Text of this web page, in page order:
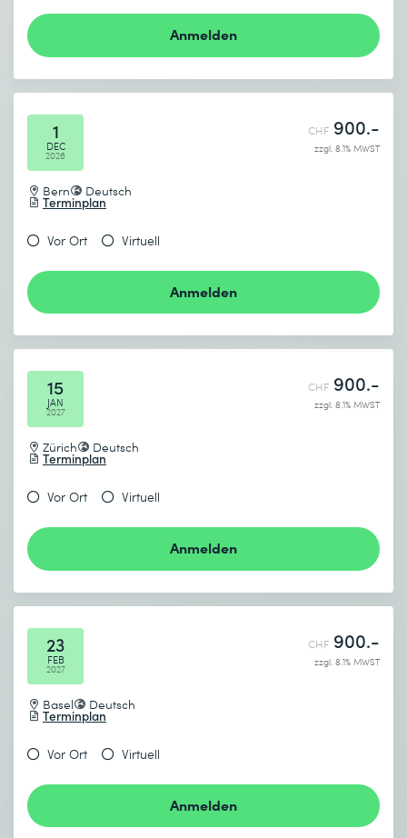
Anmelden
1
DEC
2026
Bern Deutsch
Terminplan
CHF 900.-
zzgl. 8.1% MWST
Vor Ort Virtuell
Anmelden
15
JAN
2027
Zürich Deutsch
Terminplan
CHF 900.-
zzgl. 8.1% MWST
Vor Ort Virtuell
Anmelden
23
FEB
2027
Basel Deutsch
Terminplan
CHF 900.-
zzgl. 8.1% MWST
Vor Ort Virtuell
Anmelden